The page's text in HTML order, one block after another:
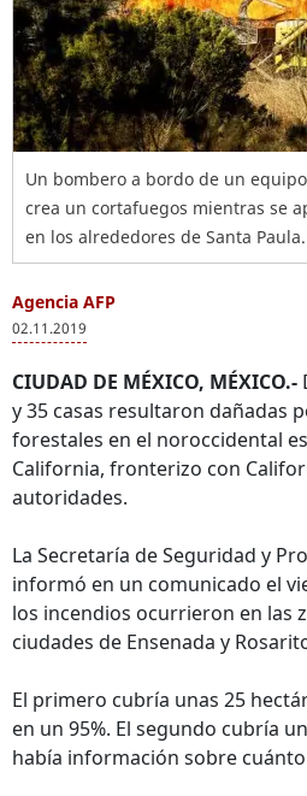
Un bombero a bordo de un
crea un cortafuegos mientras se
en los alrededores de Santa Paula.
Agencia AFP
02.11.2019
CIUDAD DE MÉXICO, MÉXICO.-
y 35 casas resultaron dañadas
forestales en el noroccidental
California, fronterizo con
autoridades.
La Secretaría de Seguridad y
informó en un comunicado el
los incendios ocurrieron en las
ciudades de Ensenada y
El primero cubría unas 25
en un 95%. El segundo cubría
había información sobre